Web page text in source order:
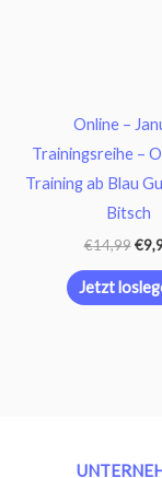
Online –
Trainingsreihe –
Training ab Blau
Bitsch
€14,99 €
Jetzt